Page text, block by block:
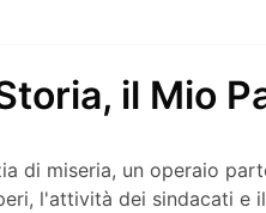
il Mio
di miseria, un operaio
l'attività dei sindacati e